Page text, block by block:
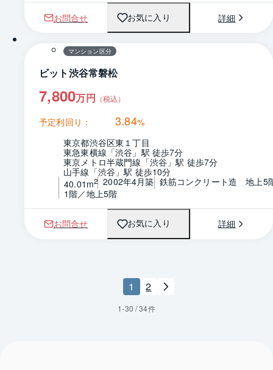
お問合せ お気に入り 詳細
1 / 0 間取り
マンション区分
ビット渋谷常磐松
7,800万円 （税込）
予定利回り： 3.84%
東京都渋谷区東１丁目
東急東横線「渋谷」駅 徒歩7分
東京メトロ半蔵門線「渋谷」駅 徒歩7分
山手線「渋谷」駅 徒歩10分
40.01m2 2002年4月築 鉄筋コンクリート造　地上5
1階／地上5階
お問合せ お気に入り 詳細
1 2
1-30 /34件